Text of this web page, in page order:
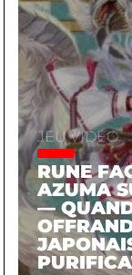
JEU VIDÉO
RUNE
AZUMA
—